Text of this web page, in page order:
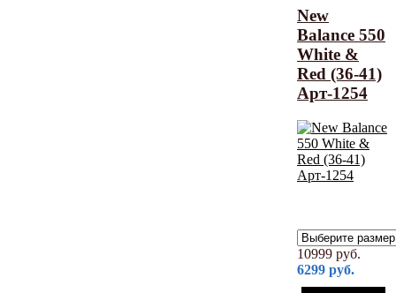
New
Balance 550
White &
Red (36-41)
Арт-1254
10999 руб.
6299 руб.